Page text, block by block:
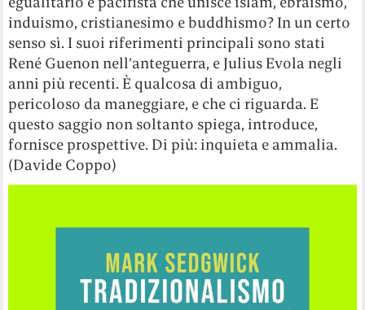
induismo, cristianesimo e buddhismo? In un certo
senso sì. I suoi riferimenti principali sono stati
René Guenon nell’anteguerra, e Julius Evola negli
anni più recenti. È qualcosa di ambiguo,
pericoloso da maneggiare, e che ci riguarda. E
questo saggio non soltanto spiega, introduce,
fornisce prospettive. Di più: inquieta e ammalia.
(Davide Coppo)